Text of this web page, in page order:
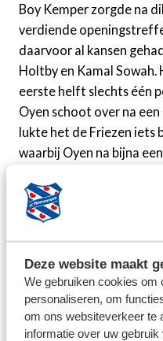
Deze website maakt
We gebruiken cookies om
personaliseren, om
om ons websiteverkeer te
informatie over uw
Boy Kemper zorgde na
verdiende
daarvoor al kansen
Holtby en Kamal Sowah.
eerste helft slechts één
Oyen schoot over na
lukte het de Friezen iets
waarbij Oyen na bijna
De NAC-keeper werd
ging een streep
eerder in de aanval
waren wij niet goed
teveel mee in hun spel